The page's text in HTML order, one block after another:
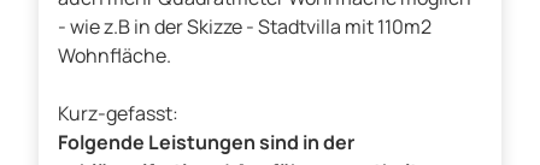
- wie z.B in der Skizze - Stadtvilla mit 110m2
Wohnfläche.
Kurz-gefasst:
Folgende Leistungen sind in der